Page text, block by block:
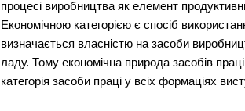
процесі виробництва як елемент
Економічною категорією є спосіб
визначається власністю на засоби
ладу. Тому економічна природа засобів
категорія засоби праці у всіх формаціях